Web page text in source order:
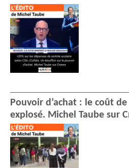
Pouvoir d’achat : le coût
explosé. Michel Taube sur